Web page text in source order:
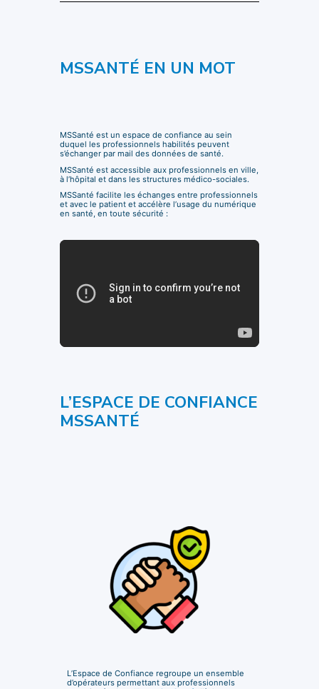
MSSANTÉ EN UN MOT
MSSanté est un espace de confiance au sein
duquel les professionnels habilités peuvent
s’échanger par mail des données de santé.
MSSanté est accessible aux professionnels en ville,
à l’hôpital et dans les structures médico-sociales.
MSSanté facilite les échanges entre professionnels
et avec le patient et accélère l’usage du numérique
en santé, en toute sécurité :
L’ESPACE DE CONFIANCE
MSSANTÉ
L’Espace de Confiance regroupe un ensemble
d’opérateurs permettant aux professionnels